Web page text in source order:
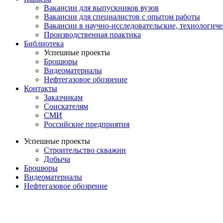
Вакансии для выпускников вузов
Вакансии для специалистов с опытом работы
Вакансии в научно-исследовательские,
Производственная практика
Библиотека
Успешные проекты
Брошюры
Видеоматериалы
Нефтегазовое обозрение
Контакты
Заказчикам
Соискателям
СМИ
Российские предприятия
Успешные проекты
Строительство скважин
Добыча
Брошюры
Видеоматериалы
Нефтегазовое обозрение